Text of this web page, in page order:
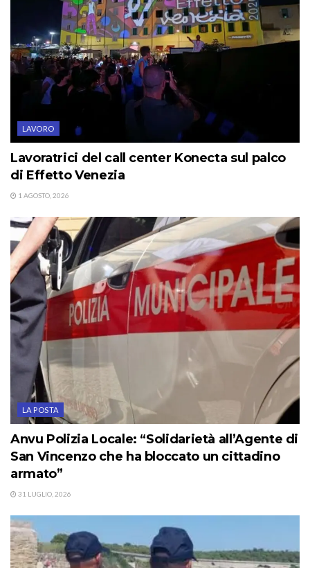
LAVORO
Lavoratrici del call center Konecta sul palco
di Effetto Venezia
1 AGOSTO, 2026
LA POSTA
Anvu Polizia Locale: “Solidarietà all’Agente di
San Vincenzo che ha bloccato un cittadino
armato”
31 LUGLIO, 2026